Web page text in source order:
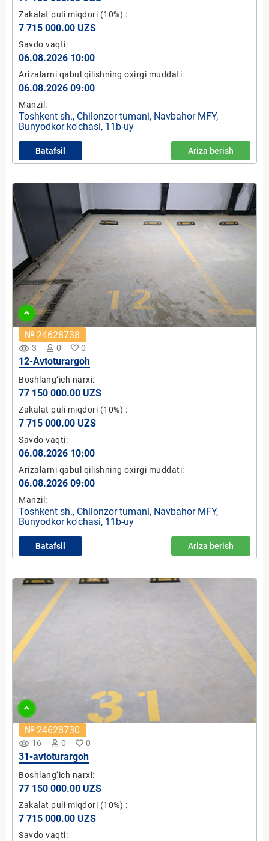
Zakalat puli miqdori (10%) :
7 715 000.00 UZS
Savdo vaqti:
06.08.2026 10:00
Arizalarni qabul qilishning oxirgi muddati:
06.08.2026 09:00
Manzil:
Toshkent sh., Chilonzor tumani, Navbahor MFY,
Bunyodkor ko'chasi, 11b-uy
Batafsil Ariza berish
remove_red_eye 3 0 0
№ 24628738
12-Avtoturargoh
Boshlang‘ich narxi:
77 150 000.00 UZS
Zakalat puli miqdori (10%) :
7 715 000.00 UZS
Savdo vaqti:
06.08.2026 10:00
Arizalarni qabul qilishning oxirgi muddati:
06.08.2026 09:00
Manzil:
Toshkent sh., Chilonzor tumani, Navbahor MFY,
Bunyodkor ko'chasi, 11b-uy
Batafsil Ariza berish
remove_red_eye 16 0 0
№ 24628730
31-avtoturargoh
Boshlang‘ich narxi:
77 150 000.00 UZS
Zakalat puli miqdori (10%) :
7 715 000.00 UZS
Savdo vaqti: